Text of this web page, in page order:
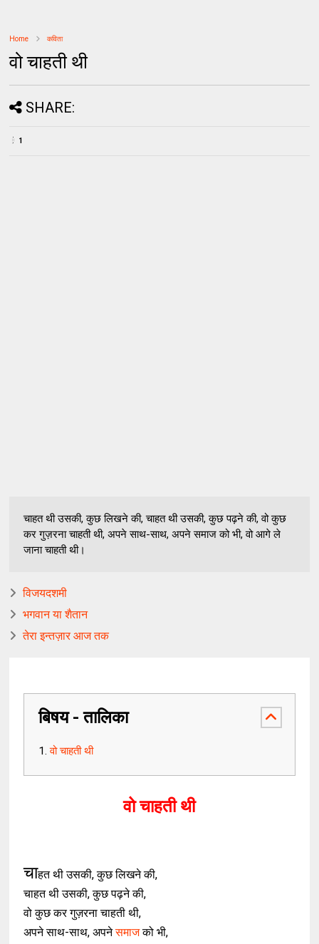
Home कविता
वो चाहती थी
SHARE:
1
चाहत थी उसकी, कुछ लिखने की, चाहत थी उसकी, कुछ पढ़ने की, वो कुछ
कर गुज़रना चाहती थी, अपने साथ-साथ, अपने समाज को भी, वो आगे ले
जाना चाहती थी।
विजयदशमी
भगवान या शैतान
तेरा इन्तज़ार आज तक
बिषय - तालिका
वो चाहती थी
वो चाहती थी
चाहत थी उसकी, कुछ लिखने की,
चाहत थी उसकी, कुछ पढ़ने की,
वो कुछ कर गुज़रना चाहती थी,
अपने साथ-साथ, अपनेसमाजको भी,